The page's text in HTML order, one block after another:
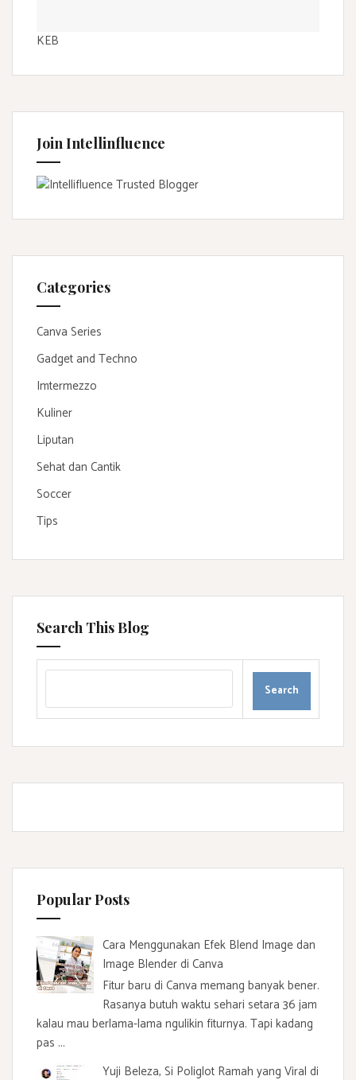
KEB
Join Intellinfluence
Categories
Canva Series
Gadget and Techno
Imtermezzo
Kuliner
Liputan
Sehat dan Cantik
Soccer
Tips
Search This Blog
Popular Posts
Cara Menggunakan Efek Blend Image dan
Image Blender di Canva
Fitur baru di Canva memang banyak bener.
Rasanya butuh waktu sehari setara 36 jam
kalau mau berlama-lama ngulikin fiturnya. Tapi kadang
pas ...
Yuji Beleza, Si Poliglot Ramah yang Viral di